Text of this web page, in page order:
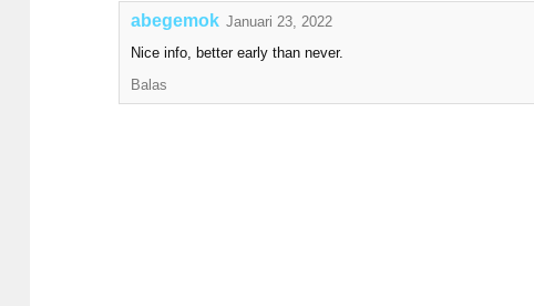
abegemok Januari 23, 2022
Nice info, better early than never.
Balas